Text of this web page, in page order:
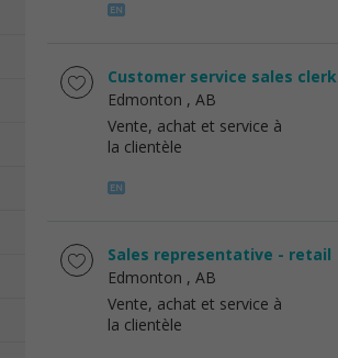
Customer service sales clerk
Edmonton , AB
Vente, achat et service à
la clientèle
Sales representative - retail
Edmonton , AB
Vente, achat et service à
la clientèle